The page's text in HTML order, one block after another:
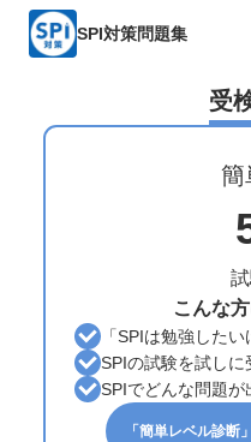
SPI対策問題集
受
簡
こんな
「SPIは勉強した
SPIの試験を試しに
SPIでどんな問題
「簡単レベル診断